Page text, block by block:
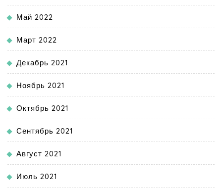
Май 2022
Март 2022
Декабрь 2021
Ноябрь 2021
Октябрь 2021
Сентябрь 2021
Август 2021
Июль 2021